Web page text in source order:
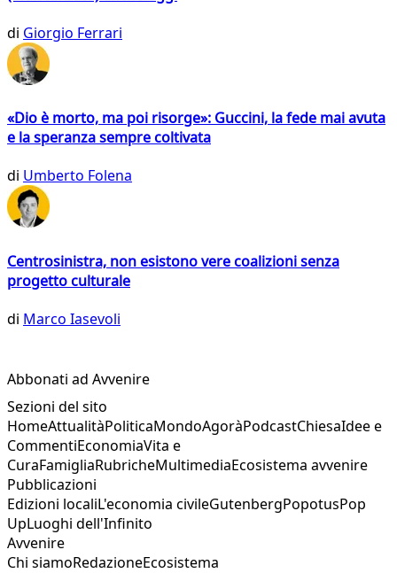
di Giorgio Ferrari
«Dio è morto, ma poi risorge»: Guccini, la fede mai avuta
e la speranza sempre coltivata
di Umberto Folena
Centrosinistra, non esistono vere coalizioni senza
progetto culturale
di Marco Iasevoli
Abbonati ad Avvenire
Sezioni del sito
HomeAttualitàPoliticaMondoAgoràPodcastChiesaIdee e
CommentiEconomiaVita e
CuraFamigliaRubricheMultimediaEcosistema avvenire
Pubblicazioni
Edizioni localiL'economia civileGutenbergPopotusPop
UpLuoghi dell'Infinito
Avvenire
Chi siamoRedazioneEcosistema